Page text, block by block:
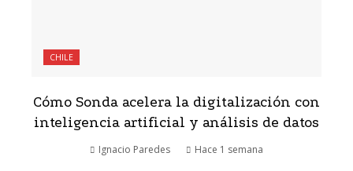
CHILE
Cómo Sonda acelera la digitalización con
inteligencia artificial y análisis de datos
Ignacio Paredes Hace 1 semana